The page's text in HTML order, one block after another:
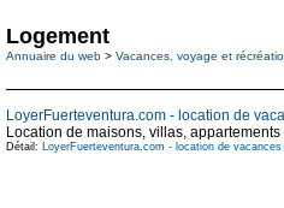
Logement
Annuaire du web > Vacances, voyage et
LoyerFuerteventura.com - location de
Location de maisons, villas,
Détail: LoyerFuerteventura.com - location de